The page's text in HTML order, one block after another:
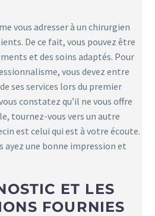
vous adresser à un chirurgien
De ce fait, vous pouvez être
et des soins adaptés. Pour
vous devez entre
ses services lors du premier
constatez qu’il ne vous offre
tournez-vous vers un autre
est celui qui est à votre écoute.
une bonne impression et
ET LES
FOURNIES